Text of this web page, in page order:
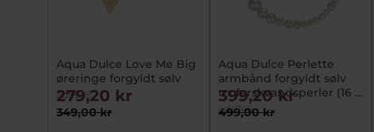
Aqua Dulce Love Me Big
øreringe forgyldt sølv
ad5928
349,00 kr
279,20 kr
Aqua Dulce Perlette
armbånd forgyldt sølv
m. ferskvandsperler (16 +
3 cm)
ad4746
499,00 kr
399,20 kr